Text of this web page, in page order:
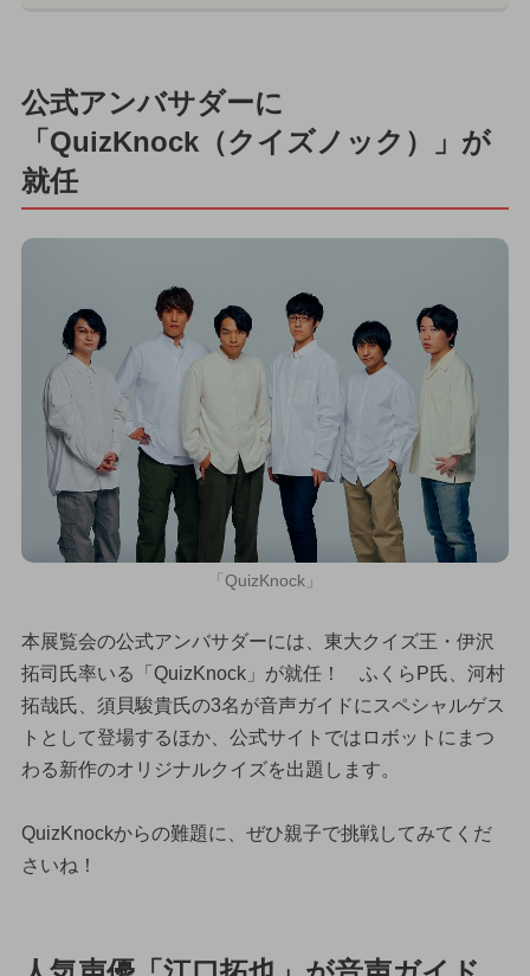
公式アンバサダーに
「QuizKnock（クイズノック）」が
就任
「QuizKnock」
本展覧会の公式アンバサダーには、東大クイズ王・伊沢
拓司氏率いる「QuizKnock」が就任！ ふくらP氏、河村
拓哉氏、須貝駿貴氏の3名が音声ガイドにスペシャルゲス
トとして登場するほか、公式サイトではロボットにまつ
わる新作のオリジナルクイズを出題します。
QuizKnockからの難題に、ぜひ親子で挑戦してみてくだ
さいね！